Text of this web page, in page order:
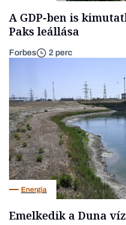
A GDP-ben is
Paks leállása
Forbes 2 perc
Energia
Emelkedik a Duna